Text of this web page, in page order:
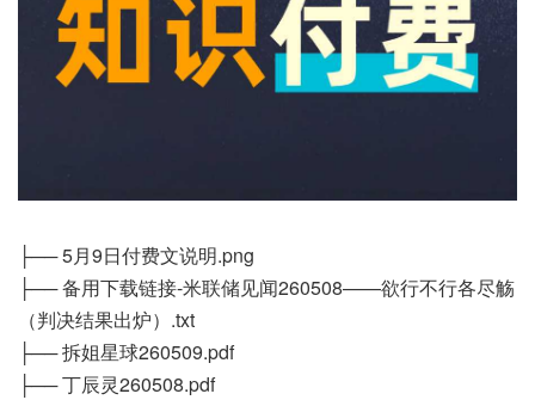
├── 5月9日付费文说明.png
├── 备用下载链接-米联储见闻260508——欲行不行各尽觞
（判决结果出炉）.txt
├── 拆姐星球260509.pdf
├── 丁辰灵260508.pdf